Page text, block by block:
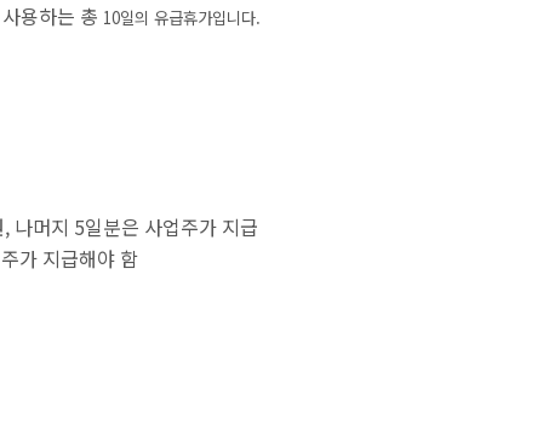
용하는 총 10일의 유급휴가입니다.
나머지 5일분은 사업주가 지급
가 지급해야 함